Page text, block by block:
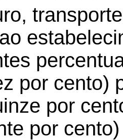
por cento)
por
por